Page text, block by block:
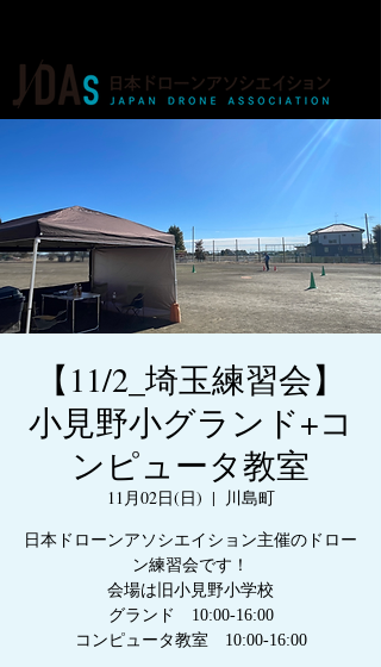
【11/2_埼玉練習会】
小見野小グランド+コ
ンピュータ教室
11月02日(日)
  |
川島町
日本ドローンアソシエイション主催のドロー
ン練習会です！
会場は旧小見野小学校
グランド 10:00-16:00
コンピュータ教室 10:00-16:00